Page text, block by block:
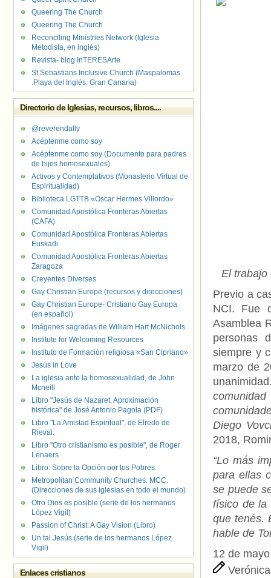
El trabajo
Previo a
NCI. Fue
Asamblea
personas
siempre y
marzo de
Diego
2018,
“Lo más
para ellas
se puede
físico de la
que tenés.
hable de
12 de
Queering The Church
Queering The Church
Reconciling Ministries Network (Iglesia
Metodista, en inglés)
Revista- blog InTERESArte.
St Sebastians Inclusive Church (Maspalomas
.Playa del Inglés. Gran Canaria)
Directorio de Iglesias, recursos, libros....
@reverendally
Acéptenme como soy
Acéptenme como soy (Documento para padres
de hijos homosexuales)
Activos y Contemplativos (Monasterio Virtual de
Espiritualidad)
Biblioteca LGTTB «Oscar Hermes Villordo»
Comunidad Apostólica Fronteras Abiertas
(CAFA)
Comunidad Apostólica Fronteras Abiertas
Euskadi
Comunidad Apostólica Fronteras Abiertas
Zaragoza
Creyentes Diverses
Gay Christian Europe (recursos y direcciones)
Gay Christian Europe- Cristiano Gay Europa
(en español)
Imágenes sagradas de William Hart McNichols
Institute for Welcoming Resources
Instituto de Formación religiosa «San Cipriano»
Jesús in Love
La iglesia ante la homosexualidad, de John
Mcneill
Libro "Jesús de Nazaret. Aproximación
histórica" de José Antonio Pagola (PDF)
Libro "La Amistad Espiritual", de Elredo de
Rieval.
Libro "Otro cristianismo es posible", de Roger
Lenaers
Libro: Sobre la Opción por los Pobres.
Metropolitan Community Churches. MCC.
(Direcciones de sus iglesias en todo el mundo)
Otro Dios es posible (serie de los hermanos
López Vigil)
Passion of Christ: A Gay Vision (Libro)
Un tal Jesús (serie de los hermanos López
Vigil)
Enlaces cristianos